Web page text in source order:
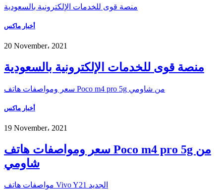
منصة قوى للخدمات الإلكترونية بالسعودية
أخبار ماكس
20 November، 2021
منصة قوى للخدمات الإلكترونية بالسعودية
سعر ومواصفات هاتف Poco m4 pro 5g من شاومي
أخبار ماكس
19 November، 2021
سعر ومواصفات هاتف Poco m4 pro 5g من
شاومي
مواصفات هاتف Vivo Y21 الجديد